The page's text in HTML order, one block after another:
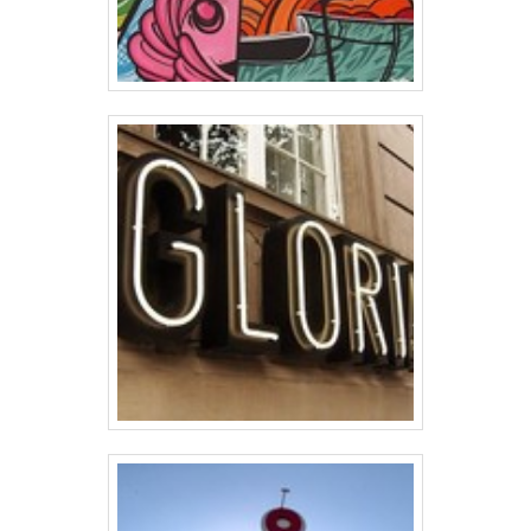
condições para quem deseja achar o que
precisa para letra caixa alta. É possível
encontrar itens variados com tecnologia
de ponta, como toldos e corte router
CNC.Isso se deve ao fato de ser
comprometida com os serviços e
altamente qualificada, padrões
alcançados por conter escritório de alta
qualidade onde são realizadas as
atividades e estrutura suficiente para
atender todas as demandas. Tudo isso,
unido a um time de colaboradores
visita para acessar o site e saber mais